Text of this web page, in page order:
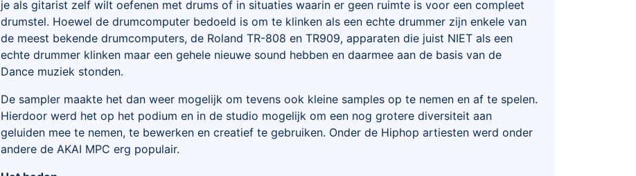
je als gitarist zelf wilt oefenen met drums of in situaties waarin er geen ruimte is voor een compleet
drumstel. Hoewel de drumcomputer bedoeld is om te klinken als een echte drummer zijn enkele van
de meest bekende drumcomputers, de Roland TR-808 en TR909, apparaten die juist NIET als een
echte drummer klinken maar een gehele nieuwe sound hebben en daarmee aan de basis van de
Dance muziek stonden.
De sampler maakte het dan weer mogelijk om tevens ook kleine samples op te nemen en af te spelen.
Hierdoor werd het op het podium en in de studio mogelijk om een nog grotere diversiteit aan
geluiden mee te nemen, te bewerken en creatief te gebruiken. Onder de Hiphop artiesten werd onder
andere de AKAI MPC erg populair.